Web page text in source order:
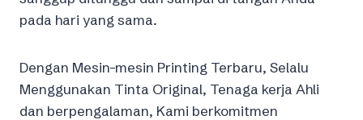
pada hari yang sama.
Dengan Mesin-mesin Printing Terbaru, Selalu
Menggunakan Tinta Original, Tenaga kerja Ahli
dan berpengalaman, Kami berkomitmen